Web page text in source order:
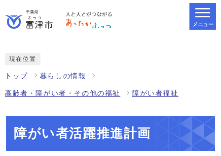
メニュー
現在位置
トップ 暮らしの情報
高齢者・障がい者・その他の福祉 障がい者福祉
障がい者活躍推進計画